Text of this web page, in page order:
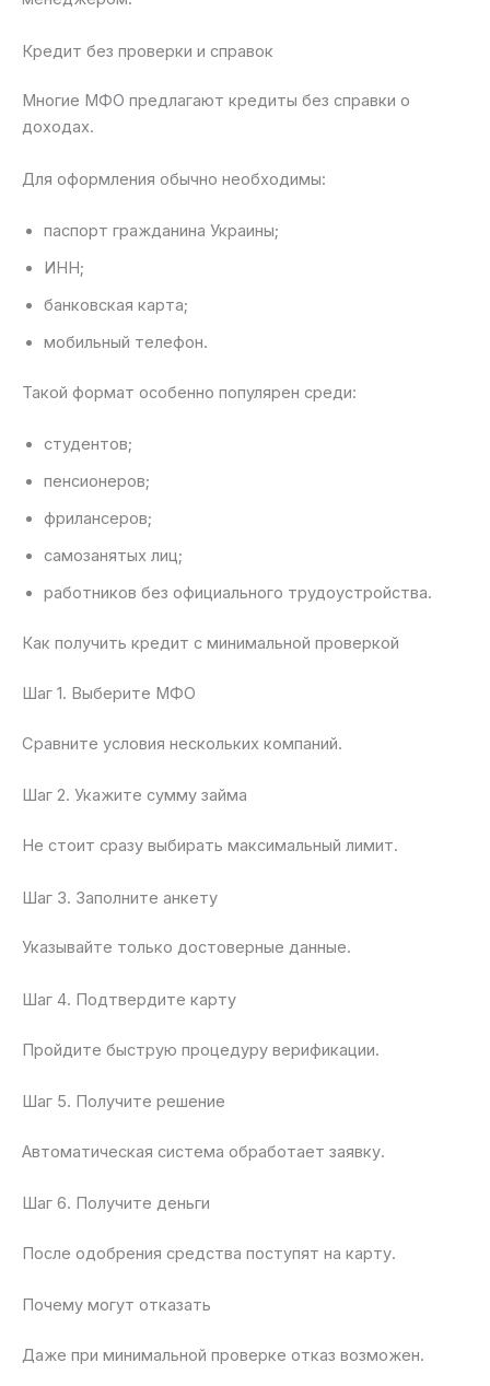
Кредит без проверки и справок
Многие МФО предлагают кредиты без справки о
доходах.
Для оформления обычно необходимы:
паспорт гражданина Украины;
ИНН;
банковская карта;
мобильный телефон.
Такой формат особенно популярен среди:
студентов;
пенсионеров;
фрилансеров;
самозанятых лиц;
работников без официального трудоустройства.
Как получить кредит с минимальной проверкой
Шаг 1. Выберите МФО
Сравните условия нескольких компаний.
Шаг 2. Укажите сумму займа
Не стоит сразу выбирать максимальный лимит.
Шаг 3. Заполните анкету
Указывайте только достоверные данные.
Шаг 4. Подтвердите карту
Пройдите быструю процедуру верификации.
Шаг 5. Получите решение
Автоматическая система обработает заявку.
Шаг 6. Получите деньги
После одобрения средства поступят на карту.
Почему могут отказать
Даже при минимальной проверке отказ возможен.